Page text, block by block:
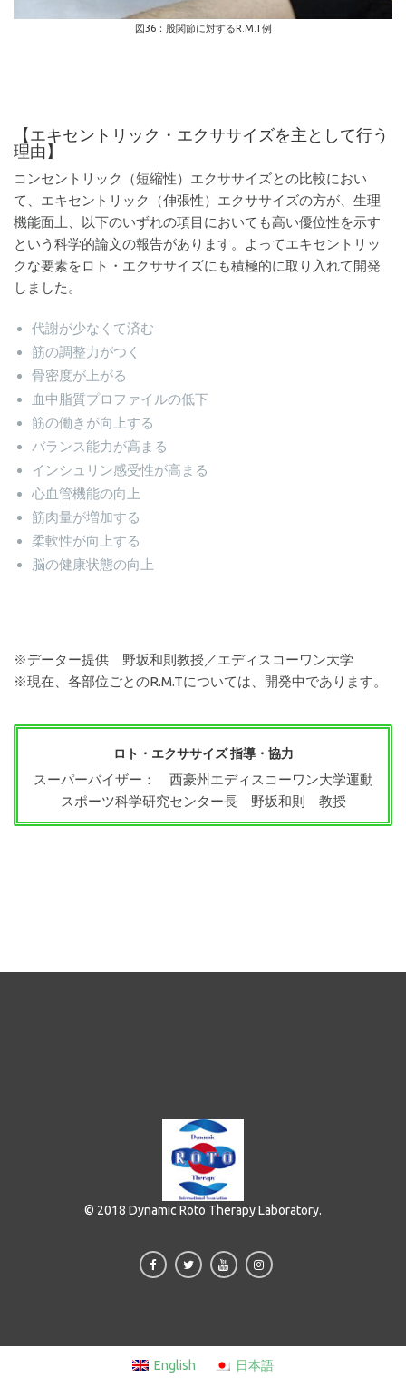
図36：股関節に対するR.M.T例
【エキセントリック・エクササイズを主として行う
理由】
コンセントリック（短縮性）エクササイズとの比較におい
て、エキセントリック（伸張性）エクササイズの方が、生理
機能面上、以下のいずれの項目においても高い優位性を示す
という科学的論文の報告があります。よってエキセントリッ
クな要素をロト・エクササイズにも積極的に取り入れて開発
しました。
代謝が少なくて済む
筋の調整力がつく
骨密度が上がる
血中脂質プロファイルの低下
筋の働きが向上する
バランス能力が高まる
インシュリン感受性が高まる
心血管機能の向上
筋肉量が増加する
柔軟性が向上する
脳の健康状態の向上
※データー提供 野坂和則教授／エディスコーワン大学
※現在、各部位ごとのR.M.Tについては、開発中であります。
ロト・エクササイズ 指導・協力
スーパーバイザー： 西豪州エディスコーワン大学運動
スポーツ科学研究センター長 野坂和則 教授
© 2018 Dynamic Roto Therapy Laboratory.
English 日本語